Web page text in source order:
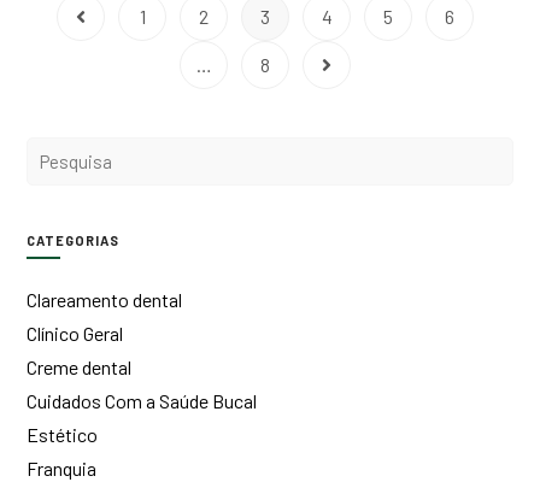
1 2 3 4 5 6
… 8
CATEGORIAS
Clareamento dental
Clínico Geral
Creme dental
Cuidados Com a Saúde Bucal
Estético
Franquia